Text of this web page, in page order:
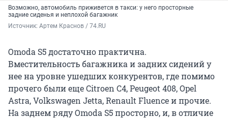
Возможно, автомобиль приживется в такси: у него просторные
задние сиденья и неплохой багажник
Источник: Артем Краснов / 74.RU
Omoda S5 достаточно практична.
Вместительность багажника и задних сидений у
нее на уровне ушедших конкурентов, где помимо
прочего были еще Citroen C4, Peugeot 408, Opel
Astra, Volkswagen Jetta, Renault Fluence и прочие.
На заднем ряду Omoda S5 просторно, и, в отличие